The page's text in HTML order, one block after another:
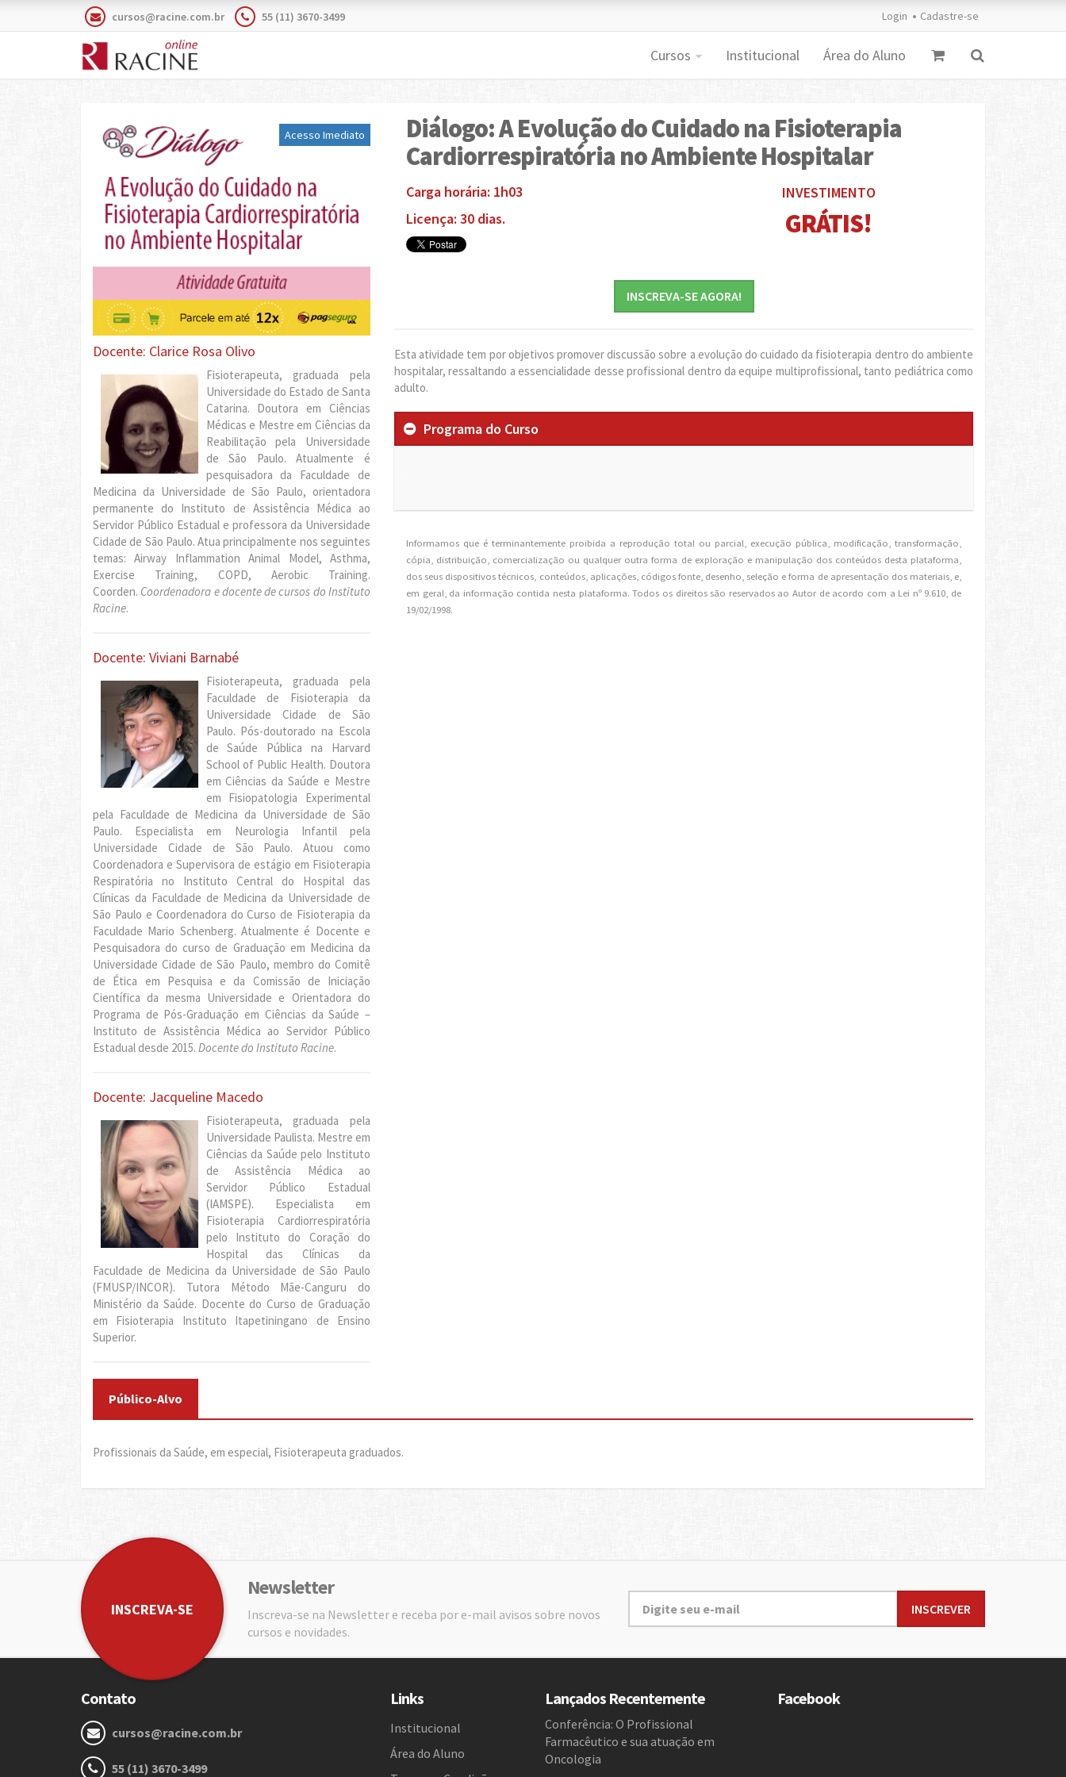
cursos@racine.com.br 55 (11) 3670-3499 Login Cadastre-se
Cursos Institucional Área do Aluno
Acesso Imediato
Docente: Clarice Rosa Olivo
Fisioterapeuta, graduada pela
Universidade do Estado de Santa
Catarina. Doutora em Ciências
Médicas e Mestre em Ciências da
Reabilitação pela Universidade
de São Paulo. Atualmente é
pesquisadora da Faculdade de
Medicina da Universidade de São Paulo, orientadora
permanente do Instituto de Assistência Médica ao
Servidor Público Estadual e professora da Universidade
Cidade de São Paulo. Atua principalmente nos seguintes
temas: Airway Inflammation Animal Model, Asthma,
Exercise Training, COPD, Aerobic Training.
Coorden. Coordenadora e docente de cursos do Instituto
Racine.
Docente: Viviani Barnabé
Fisioterapeuta, graduada pela
Faculdade de Fisioterapia da
Universidade Cidade de São
Paulo. Pós-doutorado na Escola
de Saúde Pública na Harvard
School of Public Health. Doutora
em Ciências da Saúde e Mestre
em Fisiopatologia Experimental
pela Faculdade de Medicina da Universidade de São
Paulo. Especialista em Neurologia Infantil pela
Universidade Cidade de São Paulo. Atuou como
Coordenadora e Supervisora de estágio em Fisioterapia
Respiratória no Instituto Central do Hospital das
Clínicas da Faculdade de Medicina da Universidade de
São Paulo e Coordenadora do Curso de Fisioterapia da
Faculdade Mario Schenberg. Atualmente é Docente e
Pesquisadora do curso de Graduação em Medicina da
Universidade Cidade de São Paulo, membro do Comitê
de Ética em Pesquisa e da Comissão de Iniciação
Científica da mesma Universidade e Orientadora do
Programa de Pós-Graduação em Ciências da Saúde –
Instituto de Assistência Médica ao Servidor Público
Estadual desde 2015. Docente do Instituto Racine.
Docente: Jacqueline Macedo
Fisioterapeuta, graduada pela
Universidade Paulista. Mestre em
Ciências da Saúde pelo Instituto
de Assistência Médica ao
Servidor Público Estadual
(IAMSPE). Especialista em
Fisioterapia Cardiorrespiratória
pelo Instituto do Coração do
Hospital das Clínicas da
Faculdade de Medicina da Universidade de São Paulo
(FMUSP/INCOR). Tutora Método Mãe-Canguru do
Ministério da Saúde. Docente do Curso de Graduação
em Fisioterapia Instituto Itapetiningano de Ensino
Superior.
Diálogo: A Evolução do Cuidado na Fisioterapia
Cardiorrespiratória no Ambiente Hospitalar
Carga horária: 1h03
Licença: 30 dias.
INVESTIMENTO
GRÁTIS!
INSCREVA-SE AGORA!
Esta atividade tem por objetivos promover discussão sobre a evolução do cuidado da fisioterapia dentro do ambiente
hospitalar, ressaltando a essencialidade desse profissional dentro da equipe multiprofissional, tanto pediátrica como
adulto.
Programa do Curso
Informamos que é terminantemente proibida a reprodução total ou parcial, execução pública, modificação, transformação,
cópia, distribuição, comercialização ou qualquer outra forma de exploração e manipulação dos conteúdos desta plataforma,
dos seus dispositivos técnicos, conteúdos, aplicações, códigos fonte, desenho, seleção e forma de apresentação dos materiais, e,
em geral, da informação contida nesta plataforma. Todos os direitos são reservados ao Autor de acordo com a Lei nº 9.610, de
19/02/1998.
Público-Alvo
Profissionais da Saúde, em especial, Fisioterapeuta graduados.
INSCREVA-SE
Newsletter
Inscreva-se na Newsletter e receba por e-mail avisos sobre novos
cursos e novidades.
Contato
cursos@racine.com.br
55 (11) 3670-3499
Links
Institucional
Área do Aluno
Lançados Recentemente
Conferência: O Profissional
Farmacêutico e sua atuação em
Oncologia
Facebook